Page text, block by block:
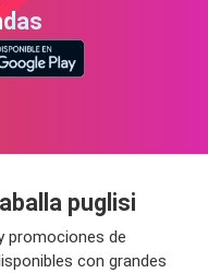
puglisi
promociones de
con grandes